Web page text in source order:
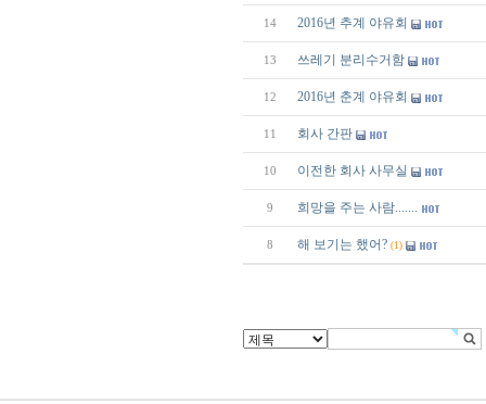
14 2016년 추계 야유회
13 쓰레기 분리수거함
12 2016년 춘계 야유회
11 회사 간판
10 이전한 회사 사무실
9 희망을 주는 사람.......
8 해 보기는 했어? (1)